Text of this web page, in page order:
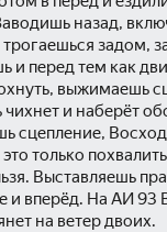
назад,
трогаешься задом,
и перед тем как
выжимаешь
чихнет и наберёт
сцепление,
только
Выставляешь
и вперёд. На АИ 93
на ветер двоих.